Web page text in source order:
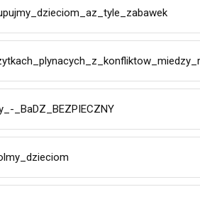
_BaDZ_BEZPIECZNY